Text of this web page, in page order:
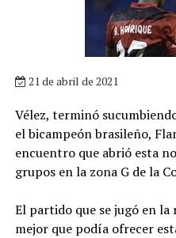
21 de abril de 2021
Vélez, terminó
el bicampeón brasileño,
encuentro que abrió esta
grupos en la zona G de la
El partido que se jugó en la
mejor que podía ofrecer